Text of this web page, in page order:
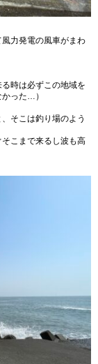
力発電の風車がまわ
時は必ずこの地域を
った…）
そこは釣り場のよう
こまで来るし波も高